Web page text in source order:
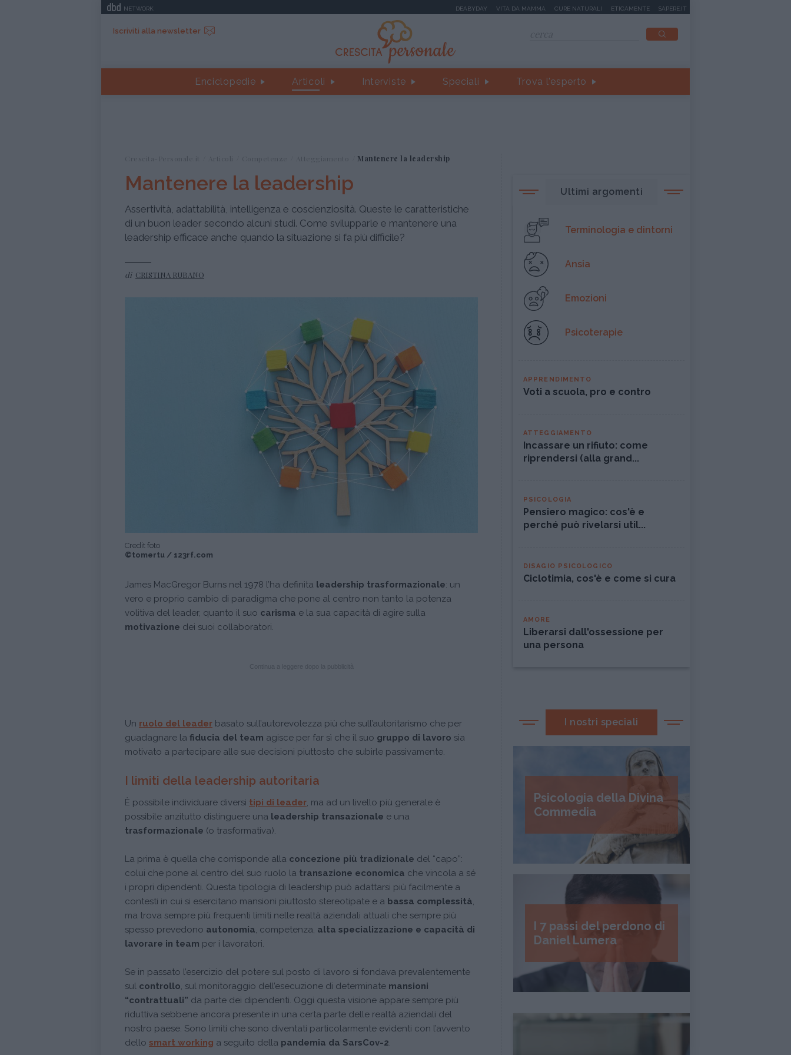
NETWORK DEABYDAY VITA DA MAMMA CURE NATURALI ETICAMENTE SAPERE.IT
Iscriviti alla newsletter
Enciclopedie Articoli Interviste Speciali Trova l'esperto
Mantenere la leadership
Mantenere la leadership
Assertività, adattabilità, intelligenza e coscienziosità. Queste le caratteristiche
di un buon leader secondo alcuni studi. Come svilupparle e mantenere una
leadership efficace anche quando la situazione si fa più difficile?
di CRISTINA RUBANO
Credit foto
©tomertu / 123rf.com
James MacGregor Burns nel 1978 l’ha definita leadership trasformazionale: un
vero e proprio cambio di paradigma che pone al centro non tanto la potenza
volitiva del leader, quanto il suo carisma e la sua capacità di agire sulla
motivazione dei suoi collaboratori.
Un ruolo del leader basato sull’autorevolezza più che sull’autoritarismo che per
guadagnare la fiducia del team agisce per far sì che il suo gruppo di lavoro sia
motivato a partecipare alle sue decisioni piuttosto che subirle passivamente.
I limiti della leadership autoritaria
È possibile individuare diversi tipi di leader, ma ad un livello più generale è
possibile anzitutto distinguere una leadership transazionale e una
trasformazionale (o trasformativa).
La prima è quella che corrisponde alla concezione più tradizionale del “capo”:
colui che pone al centro del suo ruolo la transazione economica che vincola a sé
i propri dipendenti. Questa tipologia di leadership può adattarsi più facilmente a
contesti in cui si esercitano mansioni piuttosto stereotipate e a bassa complessità,
ma trova sempre più frequenti limiti nelle realtà aziendali attuali che sempre più
spesso prevedono autonomia, competenza, alta specializzazione e capacità di
lavorare in team per i lavoratori.
Se in passato l’esercizio del potere sul posto di lavoro si fondava prevalentemente
sul controllo, sul monitoraggio dell’esecuzione di determinate mansioni
“contrattuali” da parte dei dipendenti. Oggi questa visione appare sempre più
riduttiva sebbene ancora presente in una certa parte delle realtà aziendali del
nostro paese. Sono limiti che sono diventati particolarmente evidenti con l’avvento
dello smart working a seguito della pandemia da SarsCov-2.
Ultimi argomenti
Terminologia e dintorni
Ansia
Emozioni
Psicoterapie
APPRENDIMENTO
Voti a scuola, pro e contro
ATTEGGIAMENTO
Incassare un rifiuto: come
riprendersi (alla grand...
PSICOLOGIA
Pensiero magico: cos'è e
perché può rivelarsi util...
DISAGIO PSICOLOGICO
Ciclotimia, cos'è e come si cura
AMORE
Liberarsi dall'ossessione per
una persona
I nostri speciali
Psicologia della Divina
Commedia
I 7 passi del perdono di
Daniel Lumera